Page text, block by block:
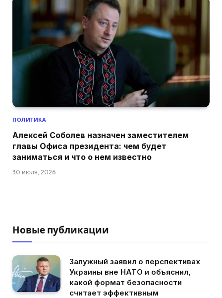
ПОЛИТИКА
Алексей Соболев назначен заместителем
главы Офиса президента: чем будет
заниматься и что о нем известно
30 июля, 2026
Новые публикации
Залужный заявил о перспективах
Украины вне НАТО и объяснил,
какой формат безопасности
считает эффективным